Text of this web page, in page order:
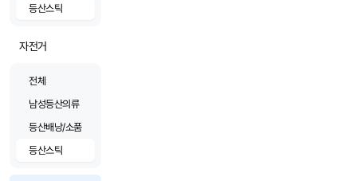
등산스틱
자전거
전체
남성등산의류
등산배낭/소품
등산스틱